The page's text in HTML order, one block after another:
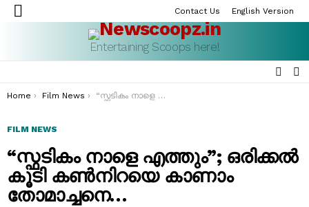
Menu
Contact Us English Version
Entertaining Scoops here!
You are here:
Home Film News “സ്ഫടികം നാളെ എത്തും”; ഒരിക്കൽ കൂടി കൺനിറയെ കാണാം തോമാച്ചനെ…
FILM NEWS
“സ്ഫടികം നാളെ എത്തും”; ഒരിക്കൽ
കൂടി കൺനിറയെ കാണാം
തോമാച്ചനെ…